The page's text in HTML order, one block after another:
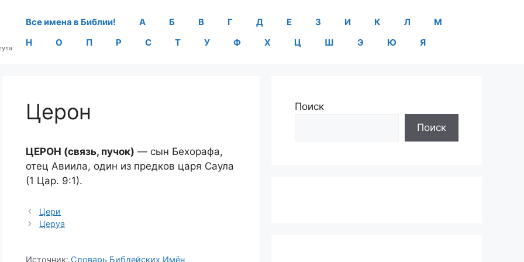
Все имена в Библии! А Б В Г Д Е З И К Л
М
Н
О П Р С Т У Ф Х Ц Ш Э Ю Я
Церон
ЦЕРОН (связь, пучок) — сын Бехорафа,
отец Авиила, один из предков царя Саула
(1 Цар. 9:1).
Цери
Церуа
Источник: Словарь Библейских Имён
Поиск
Поиск